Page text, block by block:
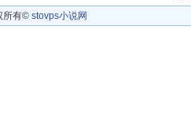
所有© stovps小说网